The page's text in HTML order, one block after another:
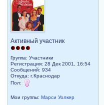
Активный участник
Группа: Участники
Регистрация: 28 Дек 2001, 16:54
Сообщений: 934
Откуда: г.Краснодар
Пол:
Мои группы:Марси Уолкер